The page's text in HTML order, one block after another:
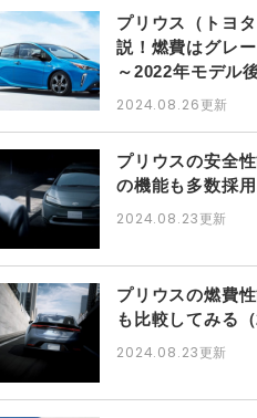
プリウス（トヨ
説！燃費はグレ
～2022年モデル後
2024.08.26更新
プリウスの安全
の機能も多数採
2024.08.23更新
プリウスの燃費
も比較してみる
2024.08.23更新